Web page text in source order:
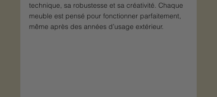
technique, sa robustesse et sa créativité. Chaque
meuble est pensé pour fonctionner parfaitement,
même après des années d’usage extérieur.